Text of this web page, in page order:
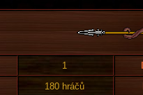
1
180 hráčů